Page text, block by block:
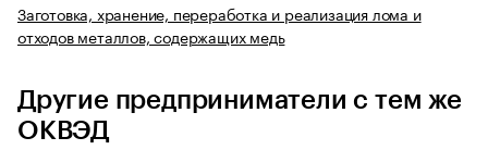
Заготовка, хранение, переработка и реализация лома и
отходов металлов, содержащих медь
Другие предприниматели с тем же
ОКВЭД